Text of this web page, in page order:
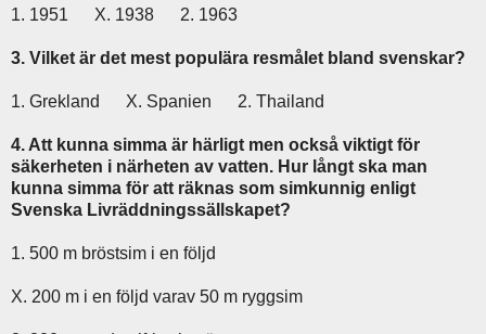
1. 1951 X. 1938 2. 1963
3. Vilket är det mest populära resmålet bland svenskar?
1. Grekland X. Spanien 2. Thailand
4. Att kunna simma är härligt men också viktigt för
säkerheten i närheten av vatten. Hur långt ska man
kunna simma för att räknas som simkunnig enligt
Svenska Livräddningssällskapet?
1. 500 m bröstsim i en följd
X. 200 m i en följd varav 50 m ryggsim